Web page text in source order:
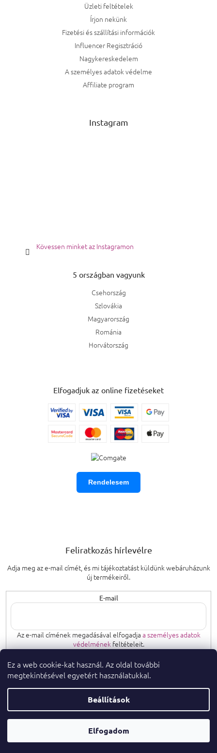
Ez a web cookie-kat használ. Az oldal további
megtekintésével egyetért használatukkal.
Beállítások
Elfogadom
Üzleti feltételek
Írjon nekünk
Fizetési és szállítási információk
Influencer Regisztráció
Nagykereskedelem
A személyes adatok védelme
Affiliate program
Instagram
Kövessen minket az Instagramon
5 országban vagyunk
Csehország
Szlovákia
Magyarország
Románia
Horvátország
Elfogadjuk az online fizetéseket
Rendelesem
Feliratkozás hírlevélre
Adja meg az e-mail címét, és mi tájékoztatást küldünk webáruházunk
új termékeiről.
E-mail
Az e-mail címének megadásával elfogadja a személyes adatok
védelménekfeltételeit.
FELIRATKOZÁS
Shoptet Premium készítette
Copyright 2026parfumeshop.hu. Minden jog fenntartva.